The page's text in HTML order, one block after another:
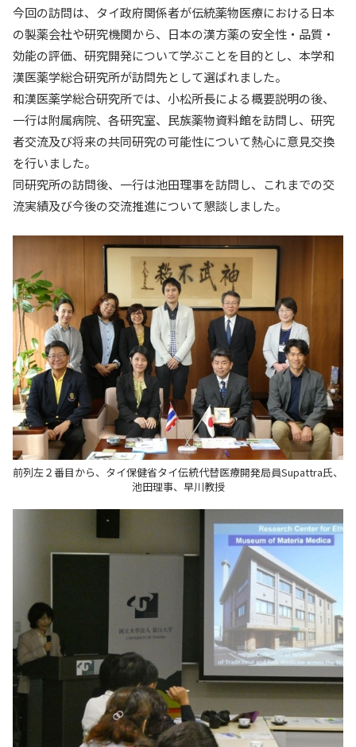
入試情報
教育・学生支援
研究・産学官連携
国際交流・留学
今回の訪問は、タイ政府関係者が伝統薬物医療における日本
の製薬会社や研究機関から、日本の漢方薬の安全性・品質・
効能の評価、研究開発について学ぶことを目的とし、本学和
漢医薬学総合研究所が訪問先として選ばれました。
和漢医薬学総合研究所では、小松所長による概要説明の後、
一行は附属病院、各研究室、民族薬物資料館を訪問し、研究
者交流及び将来の共同研究の可能性について熱心に意見交換
を行いました。
同研究所の訪問後、一行は池田理事を訪問し、これまでの交
流実績及び今後の交流推進について懇談しました。
前列左２番目から、タイ保健省タイ伝統代替医療開発局員Supattra氏、
池田理事、早川教授